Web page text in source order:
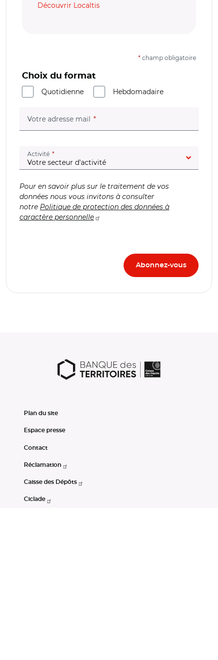
Découvrir Localtis
* champ obligatoire
Choix du format
Quotidienne
Hebdomadaire
Votre adresse mail (champ obligatoire)
Activité (champ obligatoire)
Pour en savoir plus sur le traitement de vos
données nous vous invitons à consulter
notre Politique de protection des données à
caractère personnelle
Plan du site
Espace presse
Contact
Réclamation
Caisse des Dépôts
Ciclade